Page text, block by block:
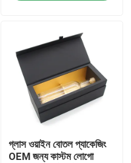
গ্লাস ওয়াইন বোতল প্যাকেজিং
OEM জন্য কাস্টম লোগো